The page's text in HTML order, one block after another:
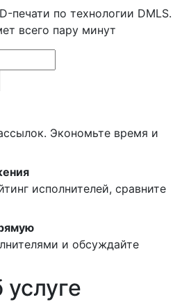
печати по технологии DMLS.
всего пару минут
Экономьте время и
исполнителей, сравните
и обсуждайте